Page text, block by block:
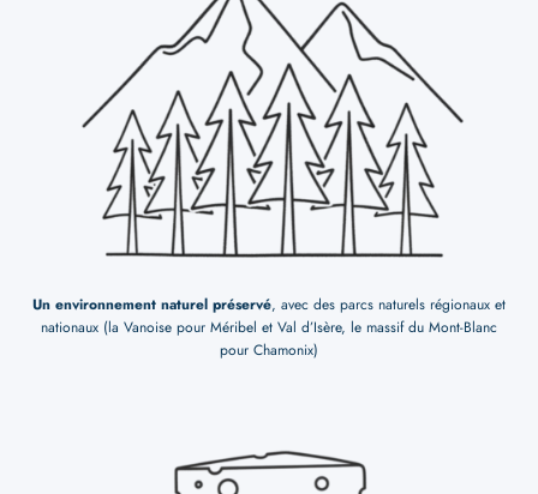
Un environnement naturel préservé, avec des parcs naturels régionaux et
nationaux (la Vanoise pour Méribel et Val d’Isère, le massif du Mont-Blanc
pour Chamonix)